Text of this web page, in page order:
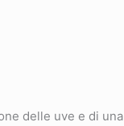
delle uve e di una